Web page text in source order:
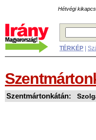
Hétvégi
TÉRKÉP
Szentmártonkátán: